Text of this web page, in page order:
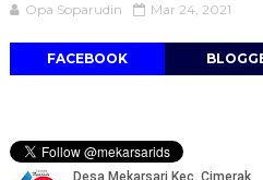
Opa Soparudin Mar 24, 2021
FACEBOOK